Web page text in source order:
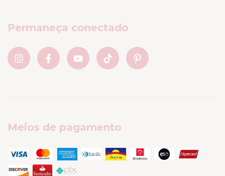
Permaneça conectado
Meios de pagamento